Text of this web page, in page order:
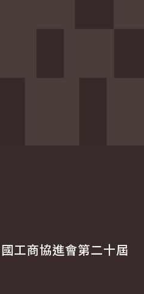
工商協進會第二十屆